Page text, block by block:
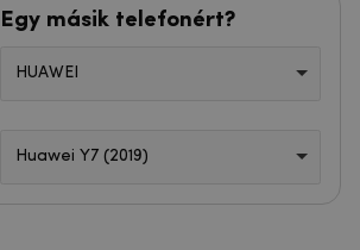
Egy másik telefonért?
HUAWEI
Huawei Y7 (2019)